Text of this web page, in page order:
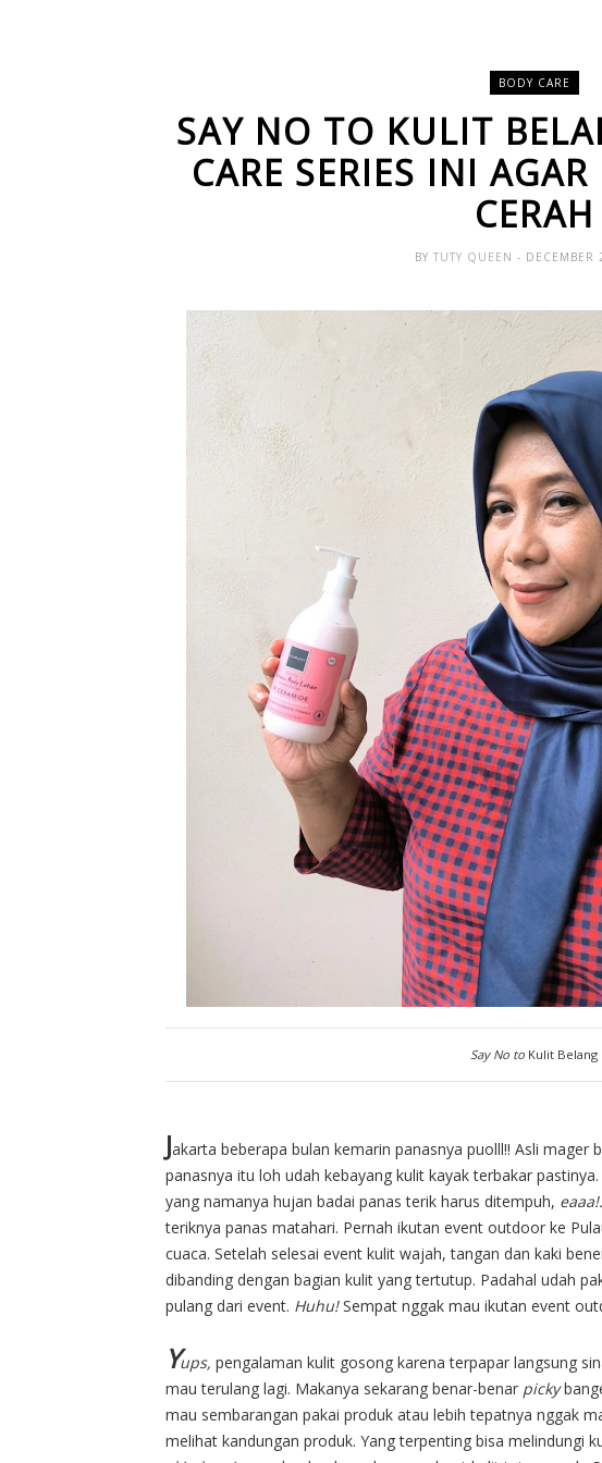
BODY CARE
SAY NO TO KULIT
CARE SERIES INI
CERAH
BY TUTY QUEEN - DECEMBER
Say No to Kulit Belang
Jakarta beberapa bulan kemarin panasnya puolll!! Asli mager
panasnya itu loh udah kebayang kulit kayak terbakar
yang namanya hujan badai panas terik harus ditempuh,
teriknya panas matahari. Pernah ikutan event outdoor ke
cuaca. Setelah selesai event kulit wajah, tangan dan kaki
dibanding dengan bagian kulit yang tertutup. Padahal udah
pulang dari event. Huhu!Sempat nggak mau ikutan event
Yups, pengalaman kulit gosong karena terpapar langsung
mau terulang lagi. Makanya sekarang benar-benar picky
mau sembarangan pakai produk atau lebih tepatnya nggak
melihat kandungan produk. Yang terpenting bisa melindungi